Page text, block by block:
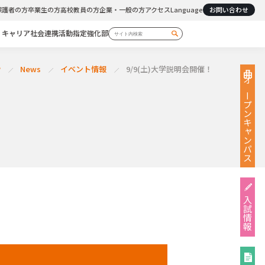
者の方卒業生の方高校教員の方企業・一般の方アクセスLanguage お問い合わせ
ャリア社会連携活動指定強化部
オープン
キャンパス
入試情報
News イベント情報 9/9(土)大学説明会開催！